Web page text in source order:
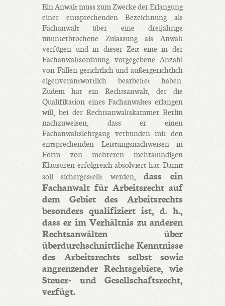
Ein Anwalt muss zum Zwecke der Erlangung
einer entsprechenden Bezeichnung als
Fachanwalt über eine dreijährige
ununterbrochene Zulassung als Anwalt
verfügen und in dieser Zeit eine in der
Fachanwaltsordnung vorgegebene Anzahl
von Fällen gerichtlich und außergerichtlich
eigenverantwortlich bearbeitet haben.
Zudem hat ein Rechtsanwalt, der die
Qualifikation eines Fachanwaltes erlangen
will, bei der Rechtsanwaltskammer Berlin
nachzuweisen, dass er einen
Fachanwaltslehrgang verbunden mit den
entsprechenden Leistungsnachweisen in
Form von mehreren mehrstündigen
Klausuren erfolgreich absolviert hat. Damit
soll sichergestellt werden, dass ein
Fachanwalt für Arbeitsrecht auf
dem Gebiet des Arbeitsrechts
besonders qualifiziert ist, d. h.,
dass er im Verhältnis zu anderen
Rechtsanwälten über
überdurchschnittliche Kenntnisse
des Arbeitsrechts selbst sowie
angrenzender Rechtsgebiete, wie
Steuer- und Gesellschaftsrecht,
verfügt.